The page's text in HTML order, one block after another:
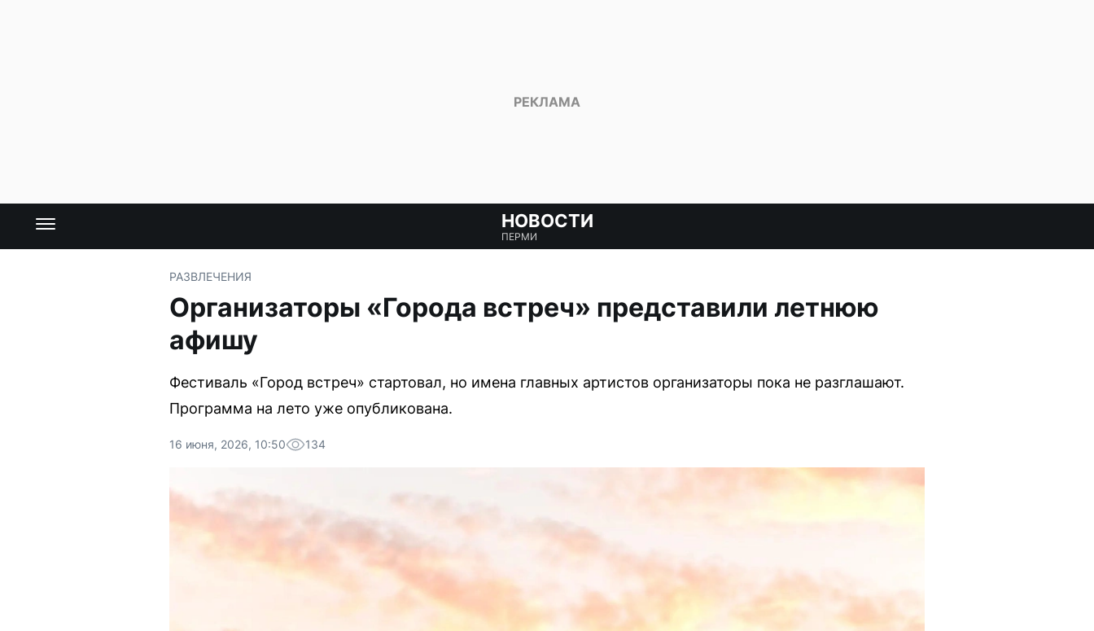
НОВОСТИ
ПЕРМИ
РАЗВЛЕЧЕНИЯ
Организаторы «Города встреч» представили летнюю
афишу
Фестиваль «Город встреч» стартовал, но имена главных артистов организаторы пока не разглашают.
Программа на лето уже опубликована.
16 июня, 2026, 10:50 134